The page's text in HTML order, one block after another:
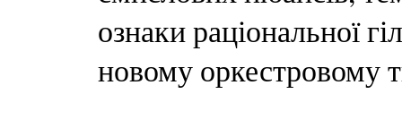
ознаки раціональної
новому оркестровому